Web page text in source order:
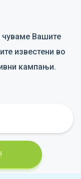
чуваме Вашите
известени во
кампањи.